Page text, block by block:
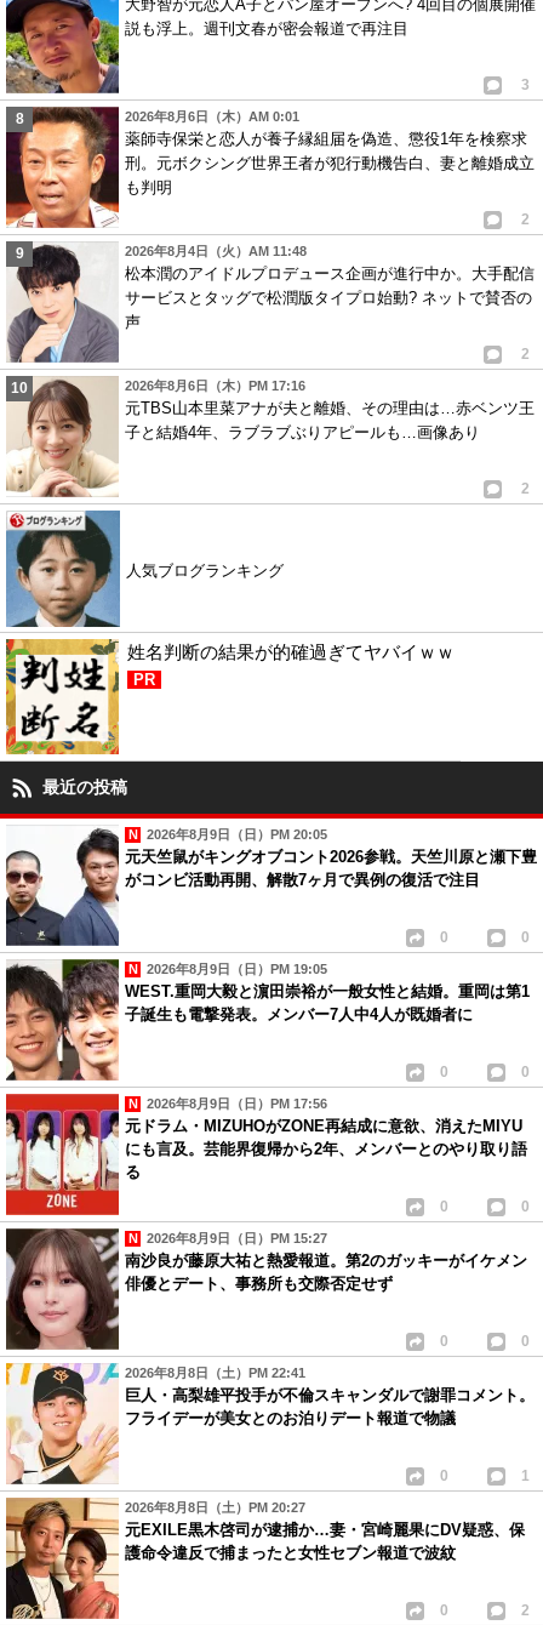
大野智が元恋人A子とパン屋オープンへ? 4回目の個展開催
説も浮上。週刊文春が密会報道で再注目
3
2026年8月6日（木）AM 0:01
薬師寺保栄と恋人が養子縁組届を偽造、懲役1年を検察求
刑。元ボクシング世界王者が犯行動機告白、妻と離婚成立
も判明
2
2026年8月4日（火）AM 11:48
松本潤のアイドルプロデュース企画が進行中か。大手配信
サービスとタッグで松潤版タイプロ始動? ネットで賛否の
声
2
2026年8月6日（木）PM 17:16
元TBS山本里菜アナが夫と離婚、その理由は…赤ベンツ王
子と結婚4年、ラブラブぶりアピールも…画像あり
2
人気ブログランキング
姓名判断の結果が的確過ぎてヤバイｗｗ
PR
最近の投稿
2026年8月9日（日）PM 20:05
元天竺鼠がキングオブコント2026参戦。天竺川原と瀬下豊
がコンビ活動再開、解散7ヶ月で異例の復活で注目
0 0
2026年8月9日（日）PM 19:05
WEST.重岡大毅と濵田崇裕が一般女性と結婚。重岡は第1
子誕生も電撃発表。メンバー7人中4人が既婚者に
0 0
2026年8月9日（日）PM 17:56
元ドラム・MIZUHOがZONE再結成に意欲、消えたMIYU
にも言及。芸能界復帰から2年、メンバーとのやり取り語
る
0 0
2026年8月9日（日）PM 15:27
南沙良が藤原大祐と熱愛報道。第2のガッキーがイケメン
俳優とデート、事務所も交際否定せず
0 0
2026年8月8日（土）PM 22:41
巨人・高梨雄平投手が不倫スキャンダルで謝罪コメント。
フライデーが美女とのお泊りデート報道で物議
0 1
2026年8月8日（土）PM 20:27
元EXILE黒木啓司が逮捕か…妻・宮崎麗果にDV疑惑、保
護命令違反で捕まったと女性セブン報道で波紋
0 2